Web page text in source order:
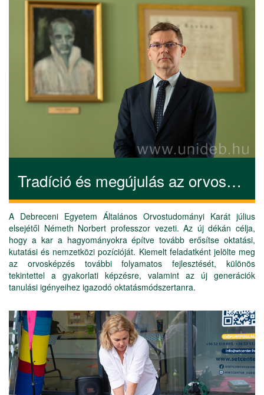
Tradíció és megújulás az orvosképzésben – bemutatkozik az új ÁOK-dékán
A Debreceni Egyetem Általános Orvostudományi Karát július
elsejétől Németh Norbert professzor vezeti. Az új dékán célja,
hogy a kar a hagyományokra építve tovább erősítse oktatási,
kutatási és nemzetközi pozícióját. Kiemelt feladatként jelölte meg
az orvosképzés további folyamatos fejlesztését, különös
tekintettel a gyakorlati képzésre, valamint az új generációk
tanulási igényeihez igazodó oktatásmódszertanra.